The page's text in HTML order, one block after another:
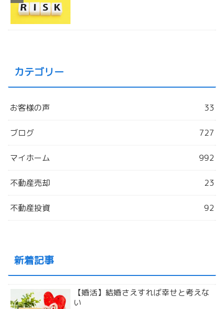
カテゴリー
お客様の声 33
ブログ 727
マイホーム 992
不動産売却 23
不動産投資 92
新着記事
【婚活】結婚さえすれば幸せと考えな
い